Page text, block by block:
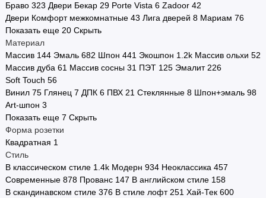
Производитель
Стоимость
Страна производства
Двери в наличии
Двери по городам
Браво 323 Двери Бекар 29 Porte Vista 6 Zadoor 42
Двери Комфорт межкомнатные 43 Лига дверей 8 Мариам 76
Показать еще 20 Скрыть
Материал
Массив 144 Эмаль 682 Шпон 441 Экошпон 1.2k Массив ольхи 52
Массив дуба 61 Массив сосны 31 ПЭТ 125 Эмалит 226
Soft Touch 56
Винил 75 Глянец 7 ДПК 6 ПВХ 21 Стеклянные 8 Шпон+эмаль 98
Art-шпон 3
Показать еще 7 Скрыть
Форма розетки
Квадратная 1
Стиль
В классическом стиле 1.4k Модерн 934 Неоклассика 457
Современные 878 Прованс 147 В английском стиле 158
В скандинавском стиле 376 В стиле лофт 251 Хай-Тек 600